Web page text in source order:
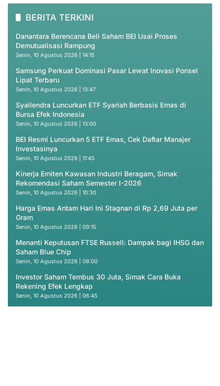
BERITA TERKINI
Danantara Berencana Beli Saham BEI Usai Proses
Demutualisasi Rampung
Senin, 10 Agustus 2026 | 14:15
Samsung Perkuat Dominasi Pasar Lewat Inovasi Ponsel
Lipat Terbaru
Senin, 10 Agustus 2026 | 13:47
Syailendra Luncurkan ETF Syariah Berbasis Emas di
Bursa Efek Indonesia
Senin, 10 Agustus 2026 | 13:00
BEI Resmi Luncurkan 5 ETF Emas, Cek Daftar Manajer
Investasinya
Senin, 10 Agustus 2026 | 11:45
Kinerja Emiten Kawasan Industri Beragam, Simak
Rekomendasi Saham Semester I-2026
Senin, 10 Agustus 2026 | 10:30
Harga Emas Antam Hari Ini Stagnan di Rp 2,69 Juta per
Gram
Senin, 10 Agustus 2026 | 09:15
Menanti Keputusan FTSE Russell: Dampak bagi IHSG dan
Saham Blue Chip
Senin, 10 Agustus 2026 | 08:00
Investor Saham Tembus 30 Juta, Simak Cara Buka
Rekening Efek Lengkap
Senin, 10 Agustus 2026 | 06:45